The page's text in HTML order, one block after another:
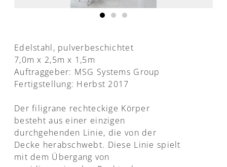
Edelstahl, pulverbeschichtet
7,0m x 2,5m x 1,5m
Auftraggeber: MSG Systems Group
Fertigstellung: Herbst 2017
Der filigrane rechteckige Körper
besteht aus einer einzigen
durchgehenden Linie, die von der
Decke herabschwebt. Diese Linie spielt
mit dem Übergang von